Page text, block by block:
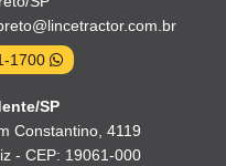
1700
SP
Constantino, 4119
- CEP: 19061-000